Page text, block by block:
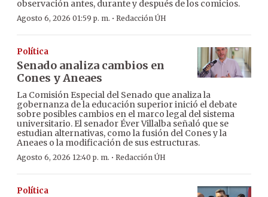
observación antes, durante y después de los comicios.
Agosto 6, 2026 01:59 p. m. · Redacción ÚH
Política
Senado analiza cambios en
Cones y Aneaes
La Comisión Especial del Senado que analiza la
gobernanza de la educación superior inició el debate
sobre posibles cambios en el marco legal del sistema
universitario. El senador Éver Villalba señaló que se
estudian alternativas, como la fusión del Cones y la
Aneaes o la modificación de sus estructuras.
Agosto 6, 2026 12:40 p. m. · Redacción ÚH
Política